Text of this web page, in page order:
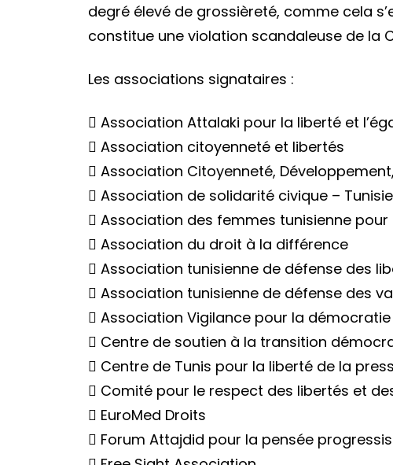
degré élevé de grossièreté, comme cela
constitue une violation scandaleuse de la
Les associations signataires :
 Association Attalaki pour la liberté et
 Association citoyenneté et libertés
 Association Citoyenneté,
 Association de solidarité civique – Tunisie
 Association des femmes tunisienne
 Association du droit à la différence
 Association tunisienne de défense des
 Association tunisienne de défense des
 Association Vigilance pour la démocratie
 Centre de soutien à la transition
 Centre de Tunis pour la liberté de la
 Comité pour le respect des libertés et
 EuroMed Droits
 Forum Attajdid pour la pensée